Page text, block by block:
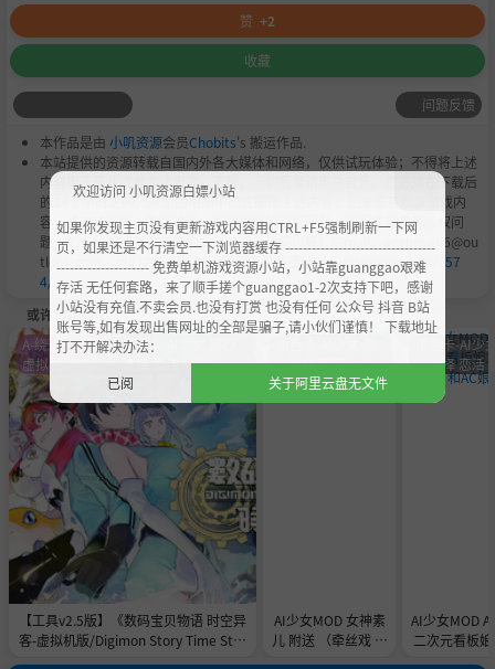
赞 +2
收藏
问题反馈
本作品是由 小叽资源会员Chobits's 搬运作品.
本站提供的资源转载自国内外各大媒体和网络，仅供试玩体验；不得将上述
内容用于商业或者非法用途，否则，一切后果请用户自负。您必须在下载后
的24个小时之内，从您的电脑中彻底删除上述内容。如果您喜欢该游戏内
容，请支持正版，购买注册，得到更好的正版服务。我们非常重视版权问
题，如有侵权请邮件与我们联系处理。敬请谅解！E-mail：acgbns666@ou
tlook.com，我们会在第一时间断开下载链接 https://steamzg.com/757
4/ 。
或许您会喜欢
【工具v2.5版】《数码宝贝物语 时空异
客-虚拟机版/Digimon Story Time Stra
A-绕过D加密
虚拟机
角色卡-AI少女 甜心
AI少女MOD 女神素
儿 附送 （牵丝戏 舞
心选择 恋活
AI少女MOD A
二次元看板
角色卡-AI少
心选择 恋活
欢迎访问 小叽资源白嫖小站
如果你发现主页没有更新游戏内容用CTRL+F5强制刷新一下网
页，如果还是不行清空一下浏览器缓存 ----------------------------------
--------------------- 免费单机游戏资源小站，小站靠guanggao艰难
存活 无任何套路，来了顺手搓个guanggao1-2次支持下吧，感谢
小站没有充值.不卖会员.也没有打赏 也没有任何 公众号 抖音 B站
账号等,如有发现出售网址的全部是骗子,请小伙们谨慎！ 下载地址
打不开解决办法：
已阅
关于阿里云盘无文件